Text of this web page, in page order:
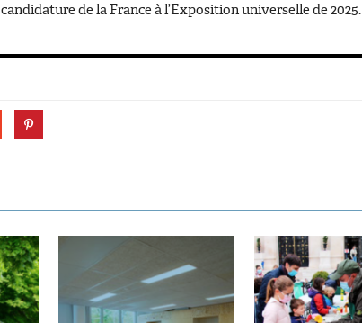
candidature de la France à l’Exposition universelle de 2025.